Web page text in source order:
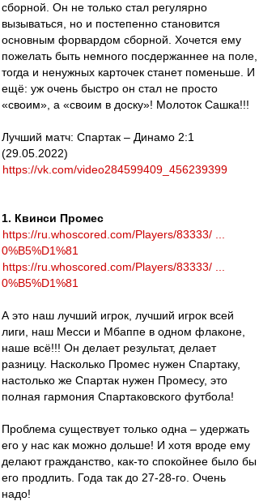
сборной. Он не только стал регулярно
вызываться, но и постепенно становится
основным форвардом сборной. Хочется ему
пожелать быть немного посдержаннее на поле,
тогда и ненужных карточек станет поменьше. И
ещё: уж очень быстро он стал не просто
«своим», а «своим в доску»! Молоток Сашка!!!
Лучший матч: Спартак – Динамо 2:1
(29.05.2022)
https://vk.com/video284599409_456239399
1. Квинси Промес
https://ru.whoscored.com/Players/83333/ ...
0%B5%D1%81
https://ru.whoscored.com/Players/83333/ ...
0%B5%D1%81
А это наш лучший игрок, лучший игрок всей
лиги, наш Месси и Мбаппе в одном флаконе,
наше всё!!! Он делает результат, делает
разницу. Насколько Промес нужен Спартаку,
настолько же Спартак нужен Промесу, это
полная гармония Спартаковского футбола!
Проблема существует только одна – удержать
его у нас как можно дольше! И хотя вроде ему
делают гражданство, как-то спокойнее было бы
его продлить. Года так до 27-28-го. Очень
надо!